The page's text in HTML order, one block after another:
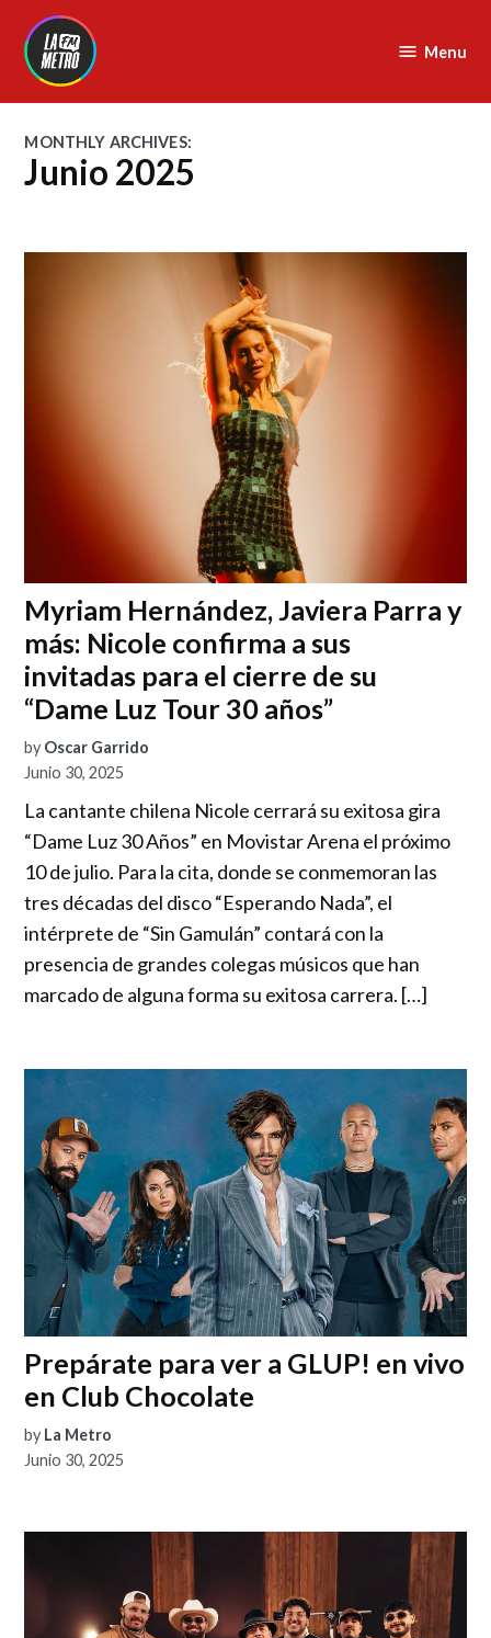
content
Menu
MONTHLY ARCHIVES:
Junio 2025
Myriam Hernández, Javiera Parra y
más: Nicole confirma a sus
invitadas para el cierre de su
“Dame Luz Tour 30 años”
by Oscar Garrido
Junio 30, 2025
La cantante chilena Nicole cerrará su exitosa gira
“Dame Luz 30 Años” en Movistar Arena el próximo
10 de julio. Para la cita, donde se conmemoran las
tres décadas del disco “Esperando Nada”, el
intérprete de “Sin Gamulán” contará con la
presencia de grandes colegas músicos que han
marcado de alguna forma su exitosa carrera. […]
Prepárate para ver a GLUP! en vivo
en Club Chocolate
by La Metro
Junio 30, 2025